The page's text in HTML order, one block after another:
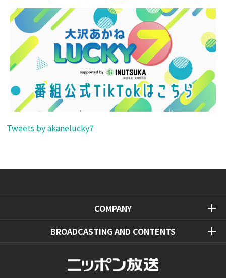
Tweets by akanelucky7
COMPANY
BROADCASTING AND CONTENTS